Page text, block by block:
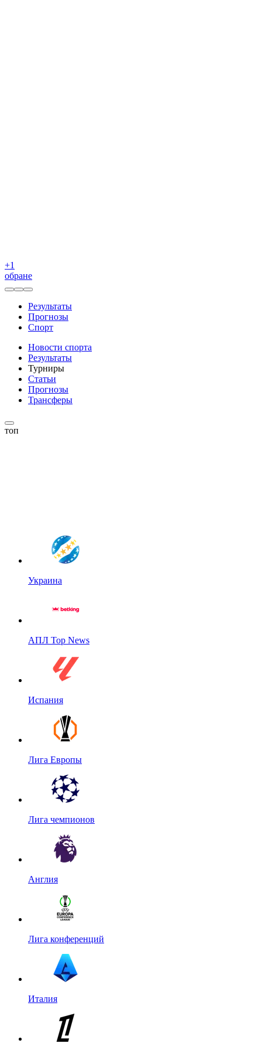
+1
обране
Результаты
Прогнозы
Спорт
Новости спорта
Результаты
Турниры
Статьи
Прогнозы
Трансферы
топ
Украина
АПЛ Top News
Испания
Лига Европы
Лига чемпионов
Англия
Лига конференций
Италия